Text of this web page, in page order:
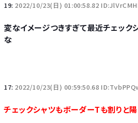
19: 2022/10/23(日) 01:00:58.82
変なイメージつきすぎて最近チェック
な
17: 2022/10/23(日) 00:59:50.68
チェックシャツもボーダーTも割りと